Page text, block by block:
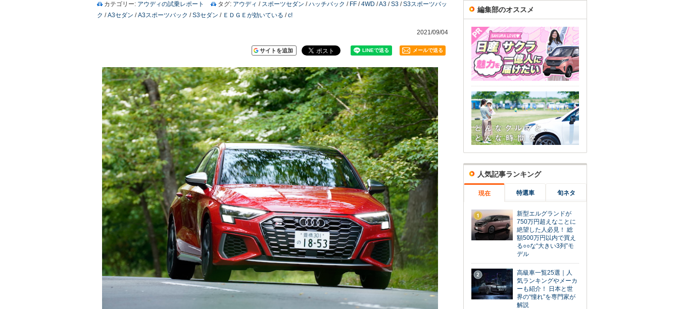
カテゴリー: アウディの試乗レポート タグ: アウディ / スポーツセダン /ハッチバック / FF /4WD /A3 /S3 /S3スポーツバッ
ク /A3セダン /A3スポーツバック /S3セダン / ＥＤＧＥが効いている /c!
2021/09/04
サイトを追加 メールで送る
編集部のオススメ
人気記事ランキング
現在 特選車 旬ネタ
1
新型エルグランドが
750万円超えなことに
絶望した人必見！ 総
額500万円以内で買え
る○○な“大きい3列”モ
デル
2
高級車一覧25選｜人
気ランキングやメーカ
ーも紹介！ 日本と世
界の“憧れ”を専門家が
解説